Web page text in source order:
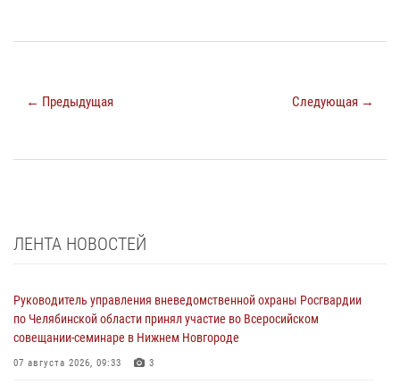
← Предыдущая Следующая →
ЛЕНТА НОВОСТЕЙ
Руководитель управления вневедомственной охраны Росгвардии
по Челябинской области принял участие во Всеросийском
совещании-семинаре в Нижнем Новгороде
07 августа 2026, 09:33 3